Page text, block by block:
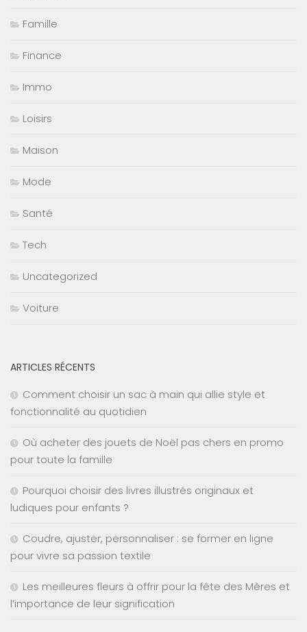
Famille
Finance
Immo
Loisirs
Maison
Mode
Santé
Tech
Uncategorized
Voiture
ARTICLES RÉCENTS
Comment choisir un sac à main qui allie style et
fonctionnalité au quotidien
Où acheter des jouets de Noël pas chers en promo
pour toute la famille
Pourquoi choisir des livres illustrés originaux et
ludiques pour enfants ?
Coudre, ajuster, personnaliser : se former en ligne
pour vivre sa passion textile
Les meilleures fleurs à offrir pour la fête des Mères et
l’importance de leur signification